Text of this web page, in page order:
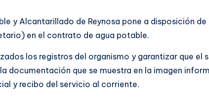
y Alcantarillado de Reynosa pone a disposición
en el contrato de agua potable.
los registros del organismo y garantizar que
documentación que se muestra en la imagen
y recibo del servicio al corriente.